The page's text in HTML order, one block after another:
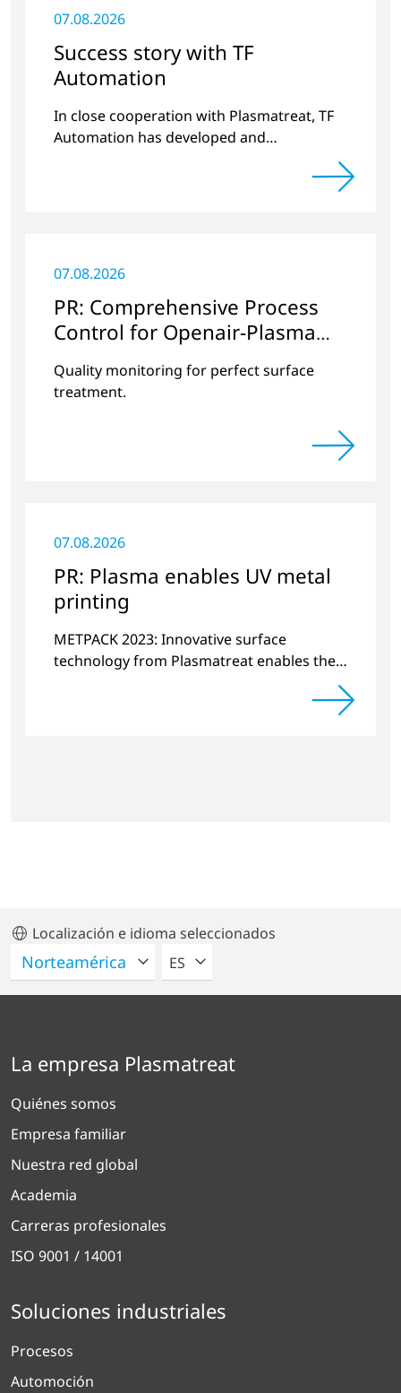
07.08.2026
Success story with TF
Automation
In close cooperation with Plasmatreat, TF
Automation has developed and
07.08.2026
PR: Comprehensive Process
Control for Openair-Plasma
Systems
Quality monitoring for perfect surface
treatment.
07.08.2026
PR: Plasma enables UV metal
printing
METPACK 2023: Innovative surface
technology from Plasmatreat enables the
Localización e idioma seleccionados
POR FAVOR SELECCIONE UN
ES
La empresa Plasmatreat
Quiénes somos
Empresa familiar
Nuestra red global
Academia
Carreras profesionales
ISO 9001 / 14001
Soluciones industriales
Procesos
Automoción